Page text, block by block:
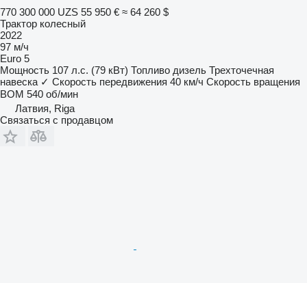
770 300 000 UZS 55 950 € ≈ 64 260 $
Трактор колесный
2022
97 м/ч
Euro 5
Мощность 107 л.с. (79 кВт) Топливо дизель Трехточечная
навеска ✓ Скорость передвижения 40 км/ч Скорость вращения
ВОМ 540 об/мин
Латвия, Riga
Связаться с продавцом